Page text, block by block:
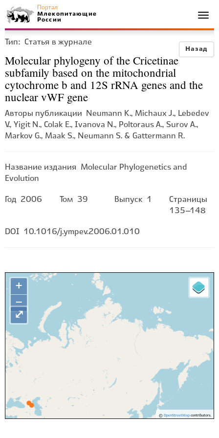
Портал
Млекопитающие
России
Назад
Тип: Статья в журнале
Molecular phylogeny of the Cricetinae
subfamily based on the mitochondrial
cytochrome b and 12S rRNA genes and the
nuclear vWF gene
Авторы публикации
Neumann K., Michaux J., Lebedev
V., Yigit N., Colak E., Ivanova N., Poltoraus A., Surov A.,
Markov G., Maak S., Neumann S. & Gattermann R.
Название издания
Molecular Phylogenetics and
Evolution
Год 2006 Том 39 Выпуск 1
Страницы
135–148
DOI 10.1016/j.ympev.2006.01.010
+
−
© OpenStreetMapcontributors.
⤢